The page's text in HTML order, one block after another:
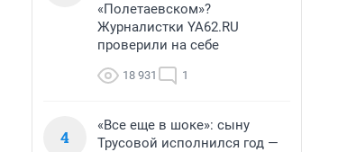
«Полетаевском»?
Журналистки YA62.RU
проверили на себе
18 931 1
4
«Все еще в шоке»: сыну
Трусовой исполнился год —